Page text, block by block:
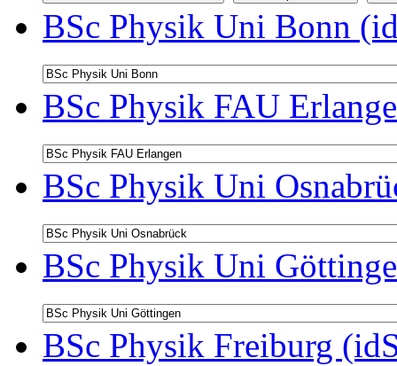
BSc Physik Uni Bonn
BSc Physik FAU
BSc Physik Uni
BSc Physik Uni
BSc Physik Freiburg